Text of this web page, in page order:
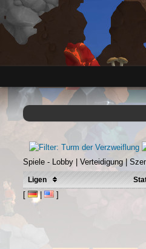
Spiele - Lobby | Verteidigung |
Ligen
[ | ]